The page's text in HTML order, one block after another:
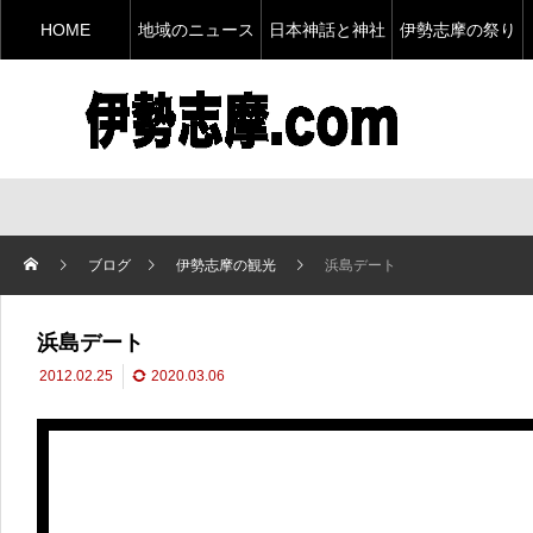
HOME 地域のニュース 日本神話と神社 伊勢志摩の祭り
ブログ 伊勢志摩の観光 浜島デート
浜島デート
2012.02.25 2020.03.06